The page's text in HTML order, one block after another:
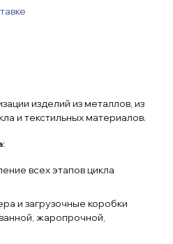
изделий из металлов, из
и текстильных материалов.
всех этапов цикла
и загрузочные коробки
жаропрочной,